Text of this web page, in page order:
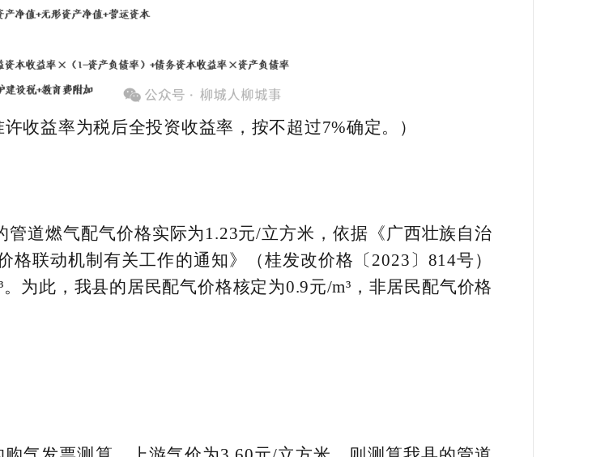
收益率为税后全投资收益率，按不超过7%确定。）
道燃气配气价格实际为1.23元/立方米，依据《广西壮族自治
联动机制有关工作的通知》（桂发改价格〔2023〕814号）
为此，我县的居民配气价格核定为0.9元/m³，非居民配气价格